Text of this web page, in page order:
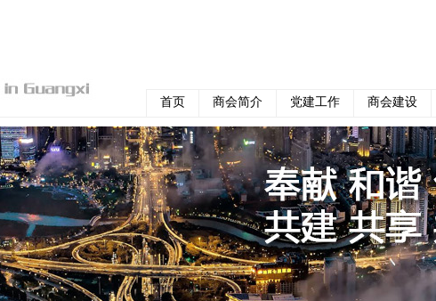
首页 商会简介 党建工作 商会建设